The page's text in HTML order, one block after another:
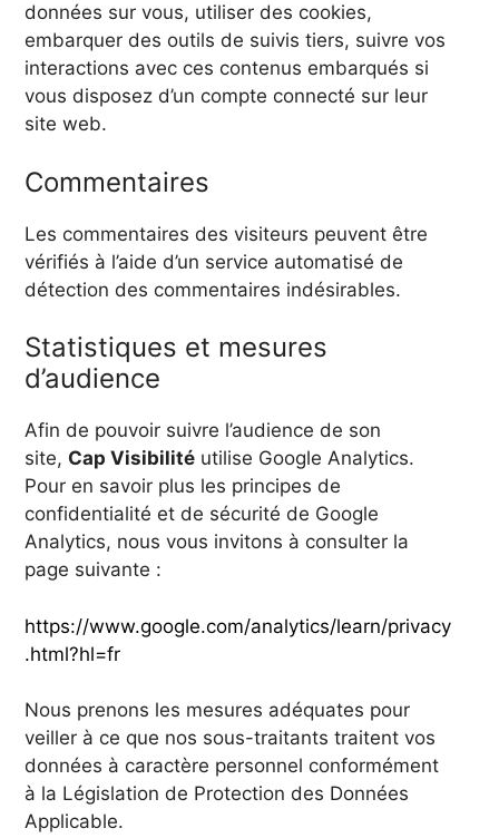
données sur vous, utiliser des cookies,
embarquer des outils de suivis tiers, suivre vos
interactions avec ces contenus embarqués si
vous disposez d’un compte connecté sur leur
site web.
Commentaires
Les commentaires des visiteurs peuvent être
vérifiés à l’aide d’un service automatisé de
détection des commentaires indésirables.
Statistiques et mesures
d’audience
Afin de pouvoir suivre l’audience de son
site, Cap Visibilité utilise Google Analytics.
Pour en savoir plus les principes de
confidentialité et de sécurité de Google
Analytics, nous vous invitons à consulter la
page suivante :
https://www.google.com/analytics/learn/privacy
.html?hl=fr
Nous prenons les mesures adéquates pour
veiller à ce que nos sous-traitants traitent vos
données à caractère personnel conformément
à la Législation de Protection des Données
Applicable.